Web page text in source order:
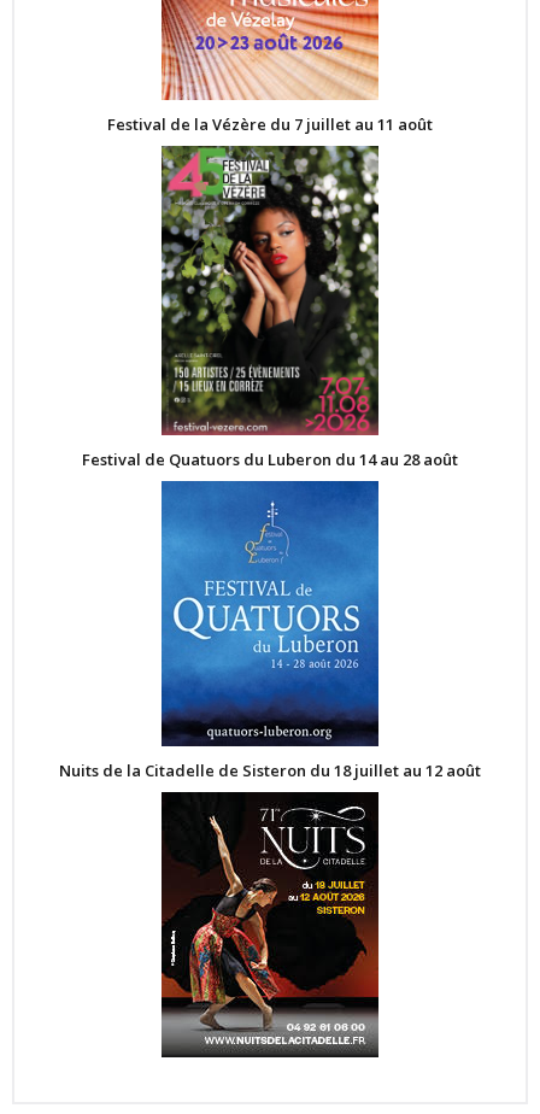
Festival de la Vézère du 7 juillet au 11 août
Festival de Quatuors du Luberon du 14 au 28 août
Nuits de la Citadelle de Sisteron du 18 juillet au 12 août